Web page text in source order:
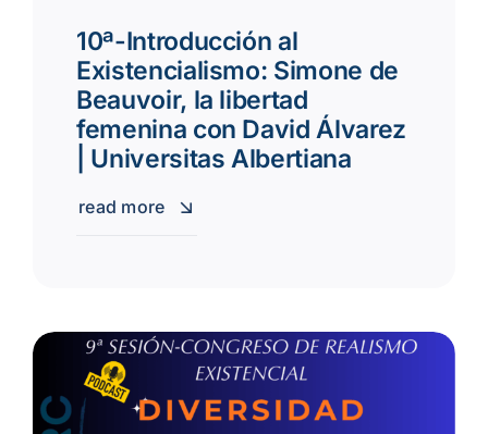
10ª-Introducción al
Existencialismo: Simone de
Beauvoir, la libertad
femenina con David Álvarez
| Universitas Albertiana
read more